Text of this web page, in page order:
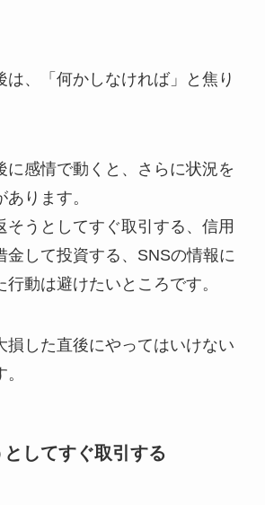
は、「何かしなければ」と焦り
に感情で動くと、さらに状況を
ります。
そうとしてすぐ取引する、信用
金して投資する、SNSの情報に
動は避けたいところです。
損した直後にやってはいけない
してすぐ取引する